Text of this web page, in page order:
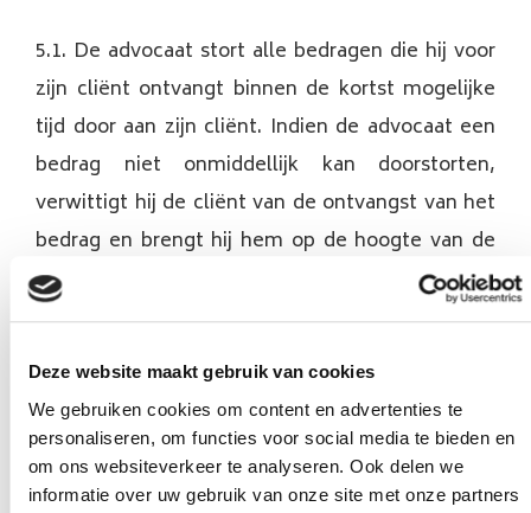
Deze website maakt gebruik van cookies
We gebruiken cookies om content en advertenties te
personaliseren, om functies voor social media te bieden en
om ons websiteverkeer te analyseren. Ook delen we
informatie over uw gebruik van onze site met onze partners
5.1. De advocaat stort alle bedragen die hij voor
zijn cliënt ontvangt binnen de kortst mogelijke
tijd door aan zijn cliënt. Indien de advocaat een
bedrag niet onmiddellijk kan doorstorten,
verwittigt hij de cliënt van de ontvangst van het
bedrag en brengt hij hem op de hoogte van de
reden waarom het bedrag niet wordt
doorgestort.
ontvangt voor rekening van de cliënt sommen
inhouden tot dekking van de openstaande